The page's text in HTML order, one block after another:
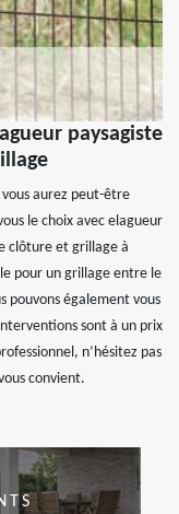
paysagiste
vous aurez peut-être
le choix avec elagueur
clôture et grillage à
pour un grillage entre le
pouvons également vous
sont à un prix
n’hésitez pas
convient.